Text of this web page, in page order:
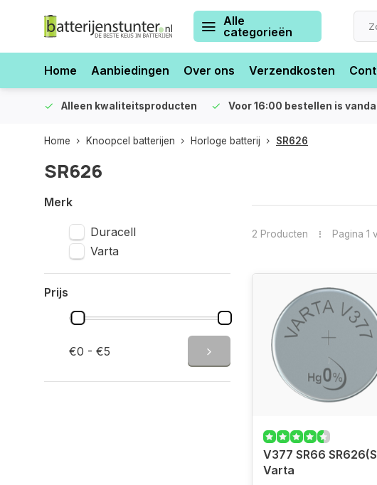
Alle
categorieën
Home Aanbiedingen Over ons Verzendkosten
Alleen kwaliteitsproducten Voor 16:00 bestellen is
Home Knoopcel batterijen Horloge batterij SR626
SR626
Merk
Duracell
Varta
Prijs
€0 - €5
2 Producten Pagina 1
V377 SR66
Varta